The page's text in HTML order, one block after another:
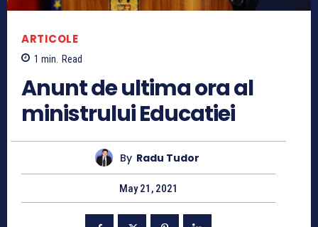
ARTICOLE
1 min. Read
Anunt de ultima ora al
ministrului Educatiei
By Radu Tudor
May 21, 2021